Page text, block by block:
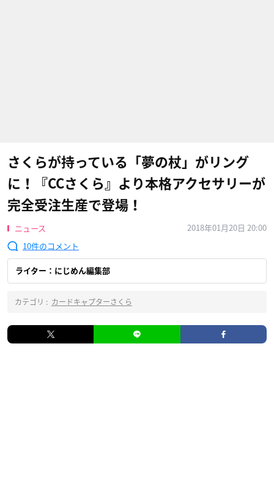
さくらが持っている「夢の杖」がリング
に！『CCさくら』より本格アクセサリーが
完全受注生産で登場！
ニュース
2018年01月20日 20:00
10
ライター：にじめん編集部
カテゴリ : カードキャプターさくら